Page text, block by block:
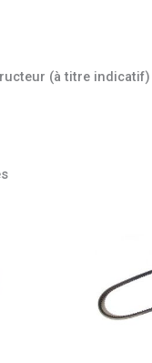
(à titre indicatif)